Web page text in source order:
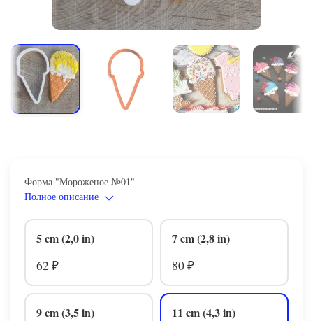
Форма "Мороженое №01"
Полное описание
5 cm (2,0 in)
62 ₽
7 cm (2,8 in)
80 ₽
9 cm (3,5 in)
11 cm (4,3 in)